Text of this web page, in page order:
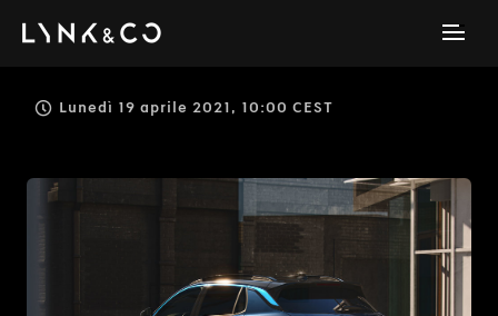
Lunedì 19 aprile 2021, 10:00 CEST